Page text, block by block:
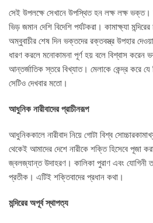
সেই উপলক্ষে সেখানে উপস্থিত হন লক্ষ লক্ষ ভক্ত।
ভিড় জমান দেশি বিদেশি পর্যটকরা। কামাক্ষ্যা
অম্বুবাচীর শেষ দিন ভক্তদের রক্তবস্ত্র উপহার
ধারণ করলে মনোকামনা পূর্ণ হয় বলে বিশ্বাস করেন
আন্তর্জাতিক স্তরে বিখ্যাত। মেলাকে কেন্দ্র করে
সেটিও দেখবার মতো।
​আধুনিক নারীবাদের প্রাচীনরূপ
আধুনিককালে নারীবাদ নিয়ে গোটা বিশ্ব
থেকেই আমাদের দেশে নারীকে শক্তি হিসেবে পূজা
জ্বলজ্যান্ত উদাহরণ। কালিকা পুরাণ এবং যোগিনী
প্রতীক। এটিই শক্তিবাদের প্রধান কথা।
​মন্দিরের অপূর্ব স্থাপত্য